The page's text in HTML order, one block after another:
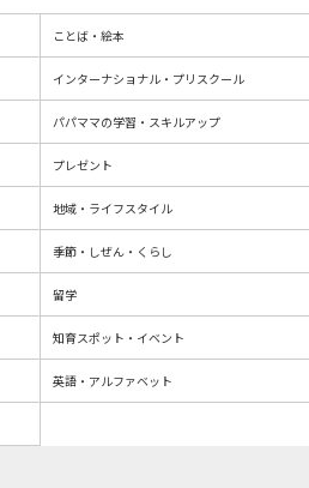
ことば・絵本
インターナショナル・プリスクール
パパママの学習・スキルアップ
プレゼント
地域・ライフスタイル
季節・しぜん・くらし
留学
知育スポット・イベント
英語・アルファベット